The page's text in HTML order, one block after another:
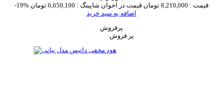
-19%
قیمت : 8,210,000 تومان قیمت در اخوان شاپینگ : 6,650,100 تومان
اضافه به سبد خرید
پرفروش